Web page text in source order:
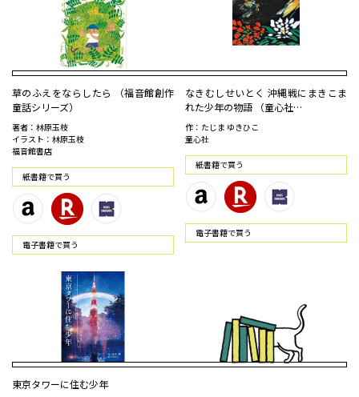
草のふえをならしたら （福音館創作
童話シリーズ）
著者：林原玉枝
イラスト：林原玉枝
福音館書店
紙書籍で買う
電⼦書籍で買う
なきむしせいとく 沖縄戦にまきこま
れた少年の物語 （童心社…
作：たじま ゆきひこ
童心社
紙書籍で買う
電⼦書籍で買う
東京タワーに住む少年